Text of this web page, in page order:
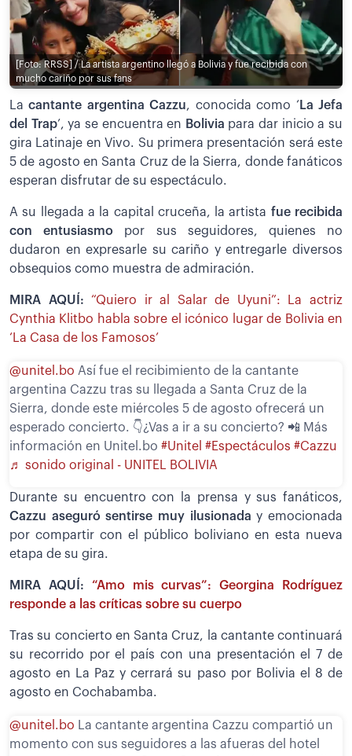
[Foto: RRSS] / La artista argentino llegó a Bolivia y fue recibida con
mucho cariño por sus fans
Lacantante argentina Cazzu, conocida como ‘ La Jefa
del Trap’, ya se encuentra en Bolivia para dar inicio a su
gira Latinaje en Vivo. Su primera presentación será este
5 de agosto en Santa Cruz de la Sierra, donde fanáticos
esperan disfrutar de su espectáculo.
A su llegada a la capital cruceña, la artista fue recibida
con entusiasmo por sus seguidores, quienes no
dudaron en expresarle su cariño y entregarle diversos
obsequios como muestra de admiración.
MIRA AQUÍ: “Quiero ir al Salar de Uyuni”: La actriz
Cynthia Klitbo habla sobre el icónico lugar de Bolivia en
‘La Casa de los Famosos’
@unitel.bo Así fue el recibimiento de la cantante
argentina Cazzu tras su llegada a Santa Cruz de la
Sierra, donde este miércoles 5 de agosto ofrecerá un
esperado concierto. 👇¿Vas a ir a su concierto? 📲 Más
información en Unitel.bo #Unitel #Espectáculos #Cazzu
♬ sonido original - UNITEL BOLIVIA
Durante su encuentro con la prensa y sus fanáticos,
Cazzu aseguró sentirse muy ilusionaday emocionada
por compartir con el público boliviano en esta nueva
etapa de su gira.
MIRA AQUÍ: “Amo mis curvas”: Georgina Rodríguez
responde a las críticas sobre su cuerpo
Tras su concierto en Santa Cruz, la cantante continuará
su recorrido por el país con una presentación el 7 de
agosto en La Paz y cerrará su paso por Bolivia el 8 de
agosto en Cochabamba.
@unitel.bo La cantante argentina Cazzu compartió un
momento con sus seguidores a las afueras del hotel